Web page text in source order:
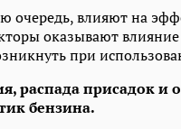
очередь, влияют на
оказывают влияние
при
распада присадок
бензина.